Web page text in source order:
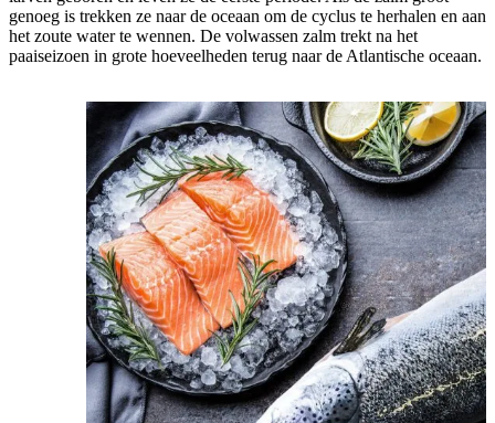
genoeg is trekken ze naar de oceaan om de cyclus te herhalen en aan
het zoute water te wennen. De volwassen zalm trekt na het
paaiseizoen in grote hoeveelheden terug naar de Atlantische oceaan.